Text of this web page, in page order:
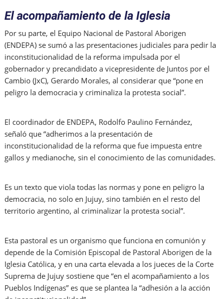
El acompañamiento de la Iglesia
Por su parte, el Equipo Nacional de Pastoral Aborigen
(ENDEPA) se sumó a las presentaciones judiciales para pedir la
inconstitucionalidad de la reforma impulsada por el
gobernador y precandidato a vicepresidente de Juntos por el
Cambio (JxC), Gerardo Morales, al considerar que “pone en
peligro la democracia y criminaliza la protesta social”.
El coordinador de ENDEPA, Rodolfo Paulino Fernández,
señaló que “adherimos a la presentación de
inconstitucionalidad de la reforma que fue impuesta entre
gallos y medianoche, sin el conocimiento de las comunidades.
Es un texto que viola todas las normas y pone en peligro la
democracia, no solo en Jujuy, sino también en el resto del
territorio argentino, al criminalizar la protesta social”.
Esta pastoral es un organismo que funciona en comunión y
depende de la Comisión Episcopal de Pastoral Aborigen de la
Iglesia Católica, y en una carta elevada a los jueces de la Corte
Suprema de Jujuy sostiene que “en el acompañamiento a los
Pueblos Indígenas” es que se plantea la “adhesión a la acción